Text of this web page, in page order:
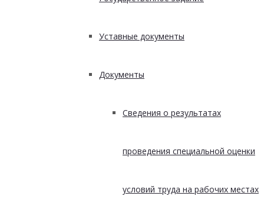
Уставные документы
Документы
Сведения о результатах
проведения специальной оценки
условий труда на рабочих местах